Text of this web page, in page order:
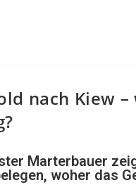
nach Kiew
Marterbauer
woher das